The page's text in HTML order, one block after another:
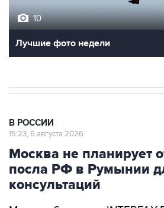
10
Лучшие фото недели
В РОССИИ
15:23, 6 августа 2026
Москва не планирует
посла РФ в Румынии
консультаций